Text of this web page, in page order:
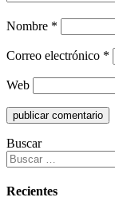
Nombre *
Correo electrónico *
Web
Buscar
Recientes